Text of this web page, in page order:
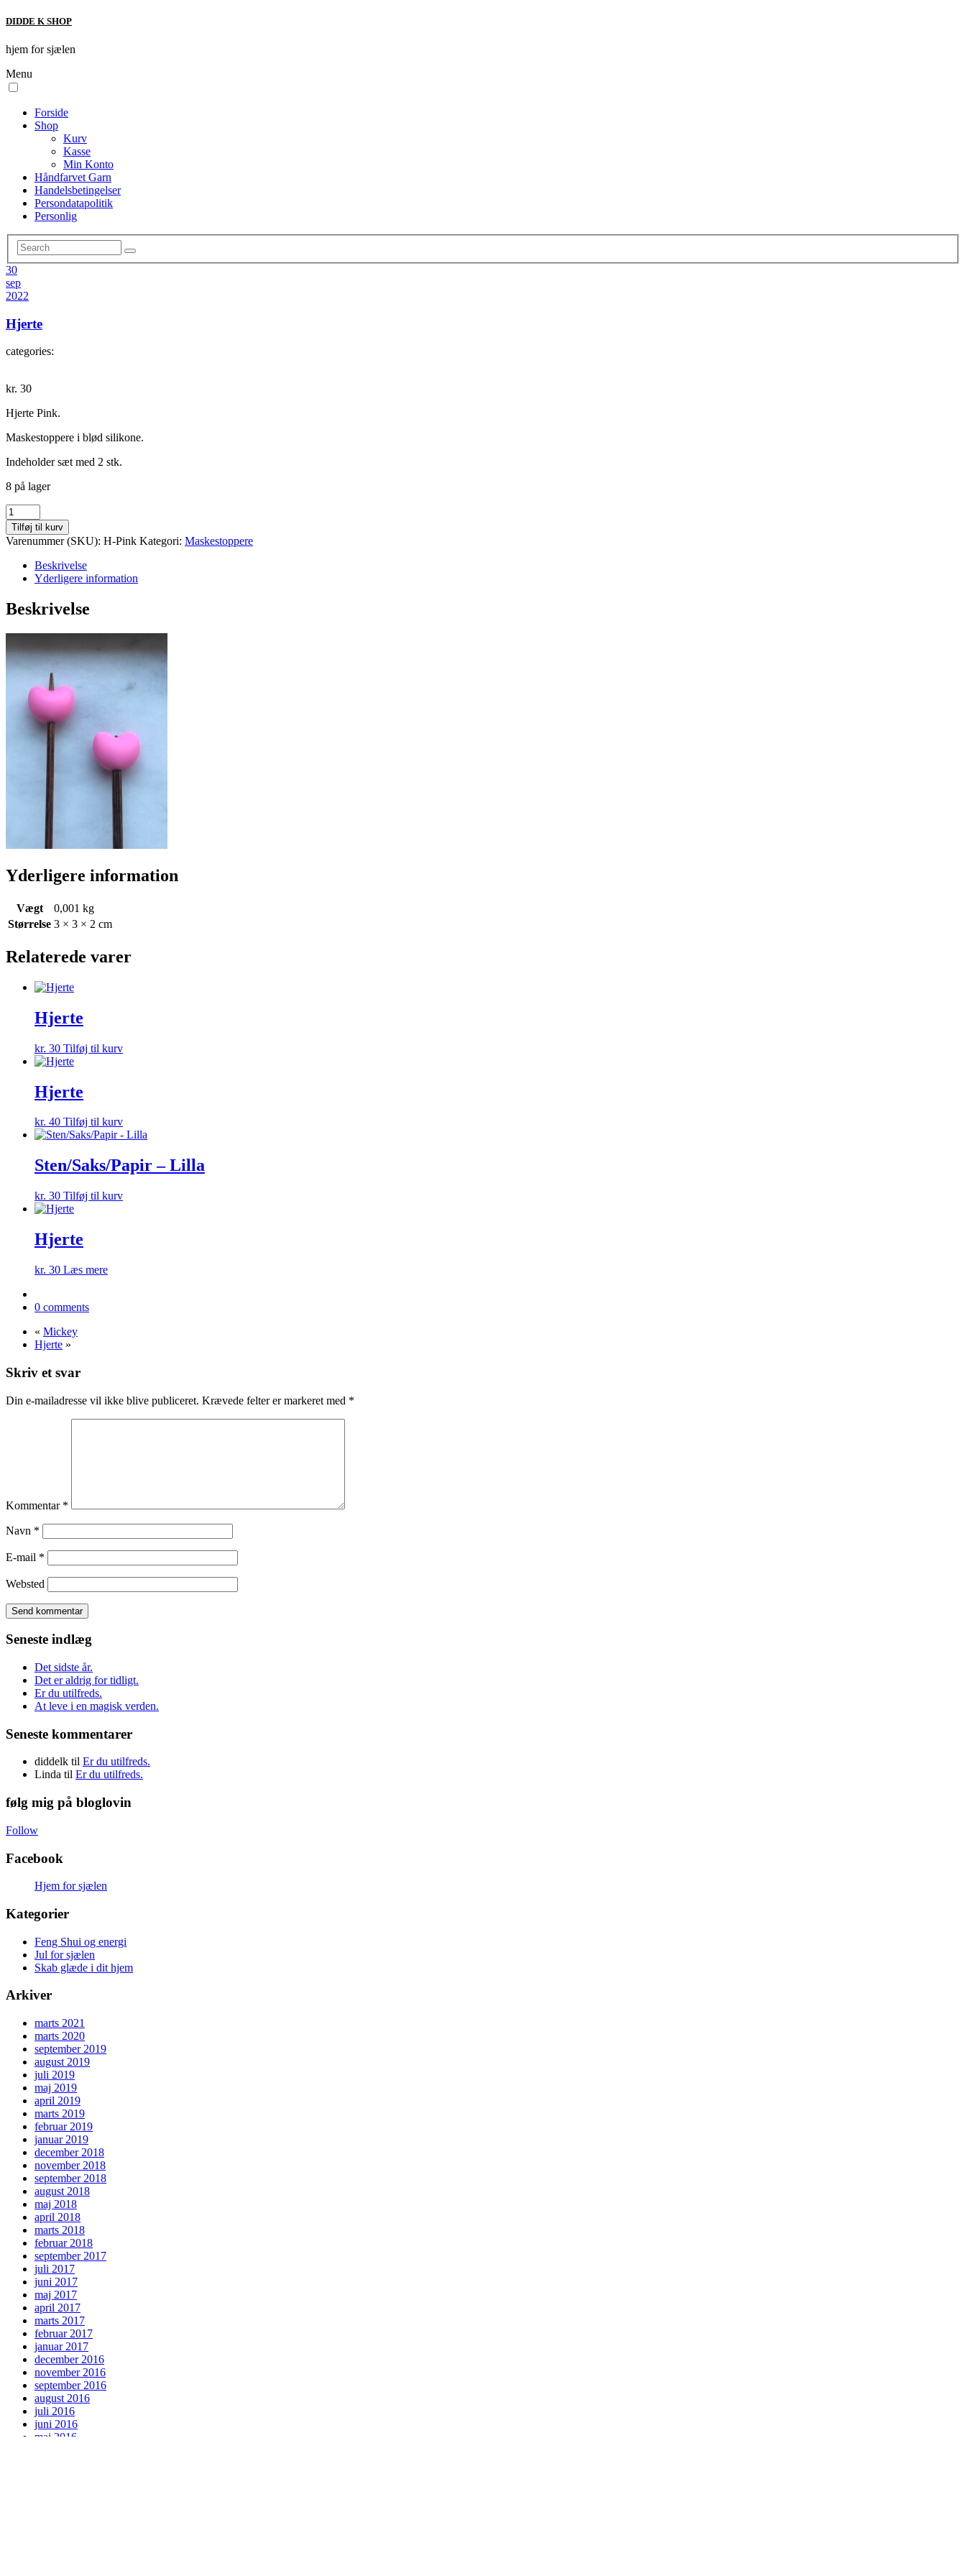
DIDDE K SHOP
hjem for sjælen
Menu
Forside
Shop
Kurv
Kasse
Min Konto
Håndfarvet Garn
Handelsbetingelser
Persondatapolitik
Personlig
30
sep
2022
Hjerte
categories:
kr. 30
Hjerte Pink.
Maskestoppere i blød silikone.
Indeholder sæt med 2 stk.
8 på lager
Hjerte
antal
Tilføj til kurv
Varenummer (SKU): H-Pink Kategori: Maskestoppere
Beskrivelse
Yderligere information
Beskrivelse
Yderligere information
Vægt
0,001 kg
Størrelse 3 × 3 × 2 cm
Relaterede varer
Hjerte
kr. 30 Tilføj til kurv
Hjerte
kr. 40 Tilføj til kurv
Sten/Saks/Papir – Lilla
kr. 30 Tilføj til kurv
Hjerte
kr. 30 Læs mere
0 comments
« Mickey
Hjerte »
Skriv et svar
Din e-mailadresse vil ikke blive publiceret. Krævede felter er markeret med *
Kommentar *
Navn *
E-mail *
Websted
Seneste indlæg
Det sidste år.
Det er aldrig for tidligt.
Er du utilfreds.
At leve i en magisk verden.
Seneste kommentarer
diddelk til Er du utilfreds.
Linda til Er du utilfreds.
følg mig på bloglovin
Follow
Facebook
Hjem for sjælen
Kategorier
Feng Shui og energi
Jul for sjælen
Skab glæde i dit hjem
Arkiver
marts 2021
marts 2020
september 2019
august 2019
juli 2019
maj 2019
april 2019
marts 2019
februar 2019
januar 2019
december 2018
november 2018
september 2018
august 2018
maj 2018
april 2018
marts 2018
februar 2018
september 2017
juli 2017
juni 2017
maj 2017
april 2017
marts 2017
februar 2017
januar 2017
december 2016
november 2016
september 2016
august 2016
juli 2016
juni 2016
maj 2016